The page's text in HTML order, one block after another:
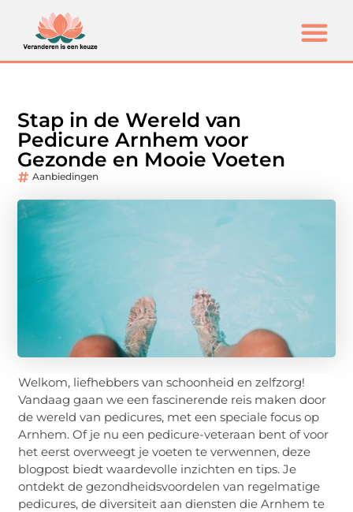
Stap in de Wereld van
Pedicure Arnhem voor
Gezonde en Mooie Voeten
Aanbiedingen
Welkom, liefhebbers van schoonheid en zelfzorg!
Vandaag gaan we een fascinerende reis maken door
de wereld van pedicures, met een speciale focus op
Arnhem. Of je nu een pedicure-veteraan bent of voor
het eerst overweegt je voeten te verwennen, deze
blogpost biedt waardevolle inzichten en tips. Je
ontdekt de gezondheidsvoordelen van regelmatige
pedicures, de diversiteit aan diensten die Arnhem te